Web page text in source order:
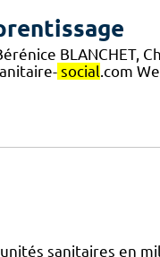
BLANCHET,
social.com
unités sanitaires en